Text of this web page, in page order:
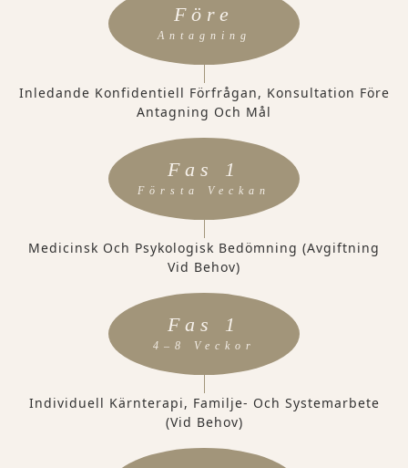
Före
Antagning
Inledande Konfidentiell Förfrågan, Konsultation Före
Antagning Och Mål
Fas 1
Första Veckan
Medicinsk Och Psykologisk Bedömning (avgiftning
Vid Behov)
Fas 1
4–8 Veckor
Individuell Kärnterapi, Familje- Och Systemarbete
(vid Behov)